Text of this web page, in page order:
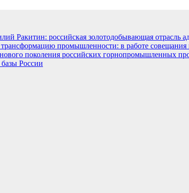
Ракитин: российская золотодобывающая отрасль
промышленности: в работе совещания
поколения российских горнопромышленных
России